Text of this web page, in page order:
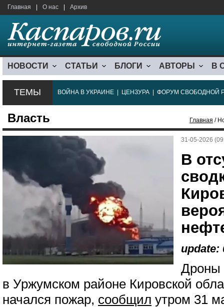
Главная О нас Архив
НОВОСТИ СТАТЬИ БЛОГИ АВТОРЫ В
ТЕМЫ ВОЙНА В УКРАИНЕ ЦЕНЗУРА ФОРУМ СВОБОДНОЙ
Власть Главная /
31-05-2026
В
update:
Дроны
в Уржумском районе Кировской
начался пожар, сообщил утром 31